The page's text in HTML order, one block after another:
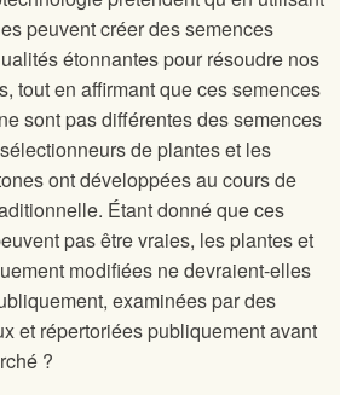
peuvent créer des semences
étonnantes pour résoudre nos
tout en affirmant que ces semences
sont pas différentes des semences
de plantes et les
ont développées au cours de
Étant donné que ces
pas être vraies, les plantes et
modifiées ne devraient-elles
examinées par des
et répertoriées publiquement avant
?